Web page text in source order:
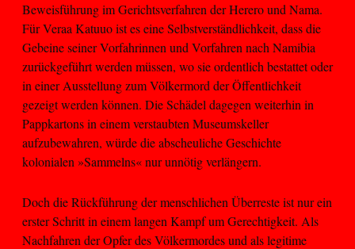
Beweisführung im Gerichtsverfahren der Herero und Nama.
Für Veraa Katuuo ist es eine Selbstverständlichkeit, dass die
Gebeine seiner Vorfahrinnen und Vorfahren nach Namibia
zurückgeführt werden müssen, wo sie ordentlich bestattet oder
in einer Ausstellung zum Völkermord der Öffentlichkeit
gezeigt werden können. Die Schädel dagegen weiterhin in
Pappkartons in einem verstaubten Museumskeller
aufzubewahren, würde die abscheuliche Geschichte
kolonialen »Sammelns« nur unnötig verlängern.
Doch die Rückführung der menschlichen Überreste ist nur ein
erster Schritt in einem langen Kampf um Gerechtigkeit. Als
Nachfahren der Opfer des Völkermordes und als legitime